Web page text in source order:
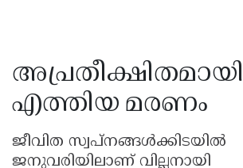
അപ്രതീക്ഷിതമായി
എത്തിയ മരണം
ജീവിത സ്വപ്നങ്ങൾക്കിടയിൽ
ജനുവരിയിലാണ് വില്ലനായി